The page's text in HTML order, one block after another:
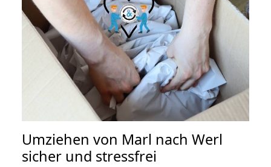
Umziehen von Marl nach Werl
sicher und stressfrei